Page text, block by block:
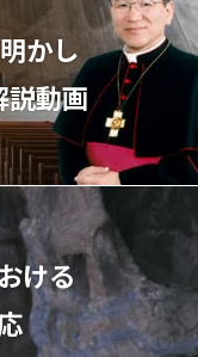
かし
説動画
ける